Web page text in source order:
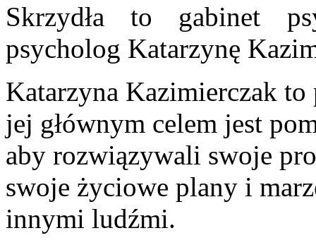
Skrzydła to gabinet
psycholog Katarzynę
Katarzyna Kazimierczak
jej głównym celem jest
aby rozwiązywali swoje
swoje życiowe plany i
innymi ludźmi.